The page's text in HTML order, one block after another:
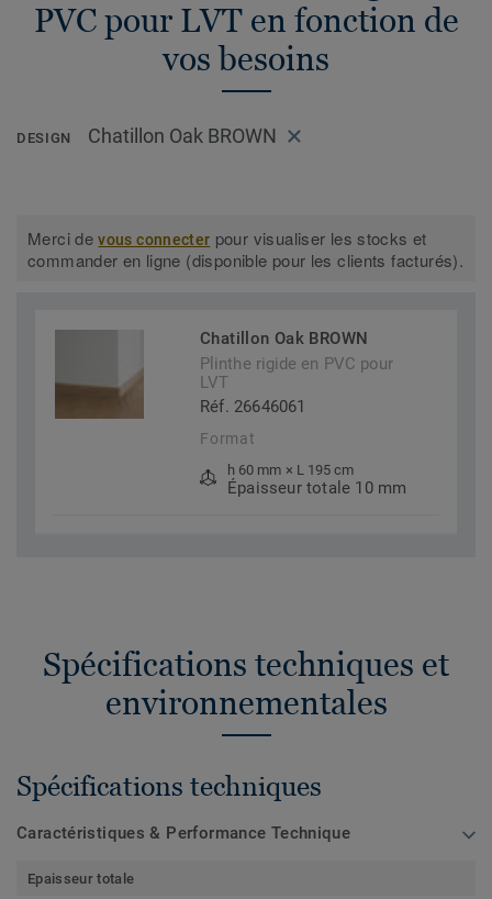
PVC pour LVT en fonction de
vos besoins
DESIGN Chatillon Oak BROWN
Merci devous connecter pour visualiser les stocks et
commander en ligne (disponible pour les clients facturés).
Chatillon Oak BROWN
Plinthe rigide en PVC pour
LVT
Réf. 26646061
Format
h 60 mm × L 195 cm
Épaisseur totale 10 mm
Spécifications techniques et
environnementales
Spécifications techniques
Caractéristiques & Performance Technique
Epaisseur totale